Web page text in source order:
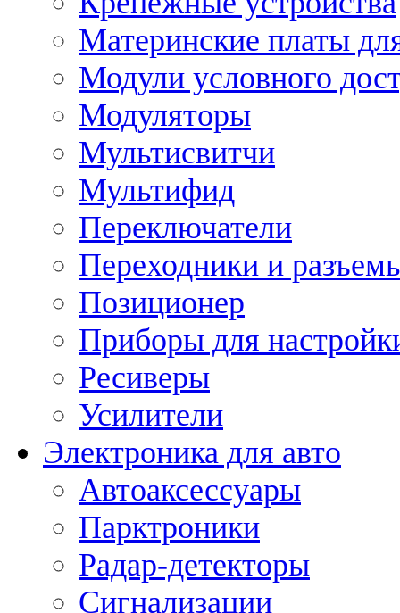
Материнские платы
Модули условного
Модуляторы
Мультисвитчи
Мультифид
Переключатели
Переходники и
Позиционер
Приборы для
Ресиверы
Усилители
Электроника для авто
Автоаксессуары
Парктроники
Радар-детекторы
Сигнализации